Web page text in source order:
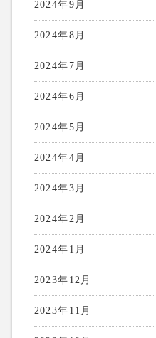
2024年9月
2024年8月
2024年7月
2024年6月
2024年5月
2024年4月
2024年3月
2024年2月
2024年1月
2023年12月
2023年11月